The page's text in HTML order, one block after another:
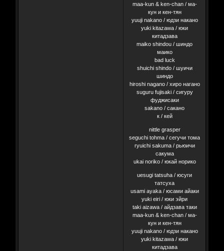
maa-kun & ken-chan / ма-
кун и кен-тян
yuuji nakano / юдзи накано
yuki kitazawa / юки
китадзава
maiko shindou / шиндо
маико
bad luck
shuichi shindo / шуичи
шиндо
hiroshi nagano / хиро нагано
suguru fujisaki / сигуру
фуджисаки
sakano / сакано
к / кей
nittle grasper
seguchi tohma / сегучи тома
ryuichi sakuma / рьюичи
сакума
ukai noriko / юкай норико
uesugi tatsuha / юсуги
татсуха
usami ayaka / юсами айаки
yuki eiri / юки эйри
taki aizawa / айдзава таки
maa-kun & ken-chan / ма-
кун и кен-тян
yuuji nakano / юдзи накано
yuki kitazawa / юки
китадзава